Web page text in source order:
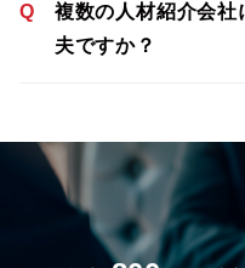
Q
複数の人材紹介会
夫ですか？